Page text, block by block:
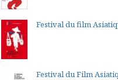
Festival du film
Festival du Film